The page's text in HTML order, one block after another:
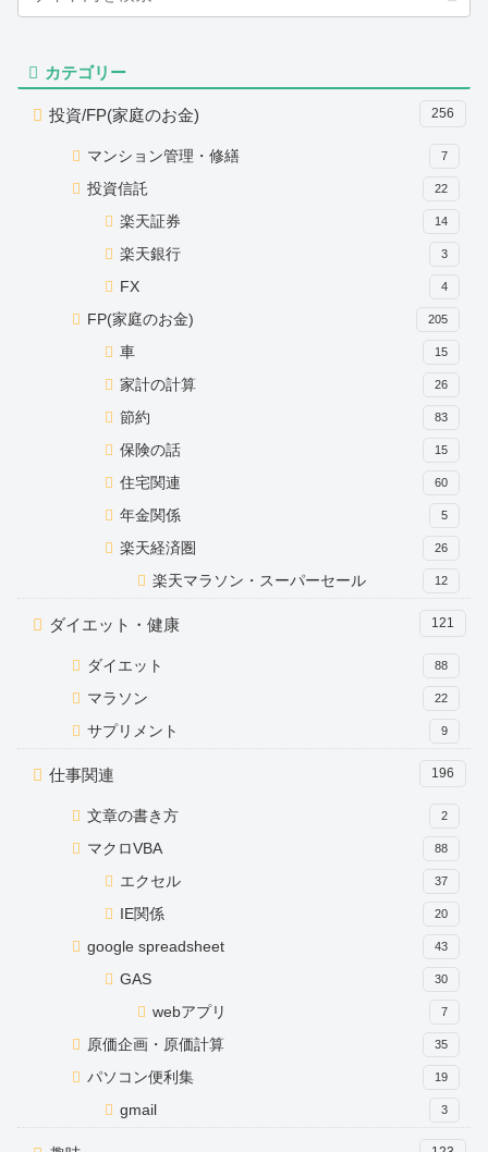
カテゴリー
投資/FP(家庭のお金) 256
マンション管理・修繕 7
投資信託 22
楽天証券 14
楽天銀行 3
FX 4
FP(家庭のお金) 205
車 15
家計の計算 26
節約 83
保険の話 15
住宅関連 60
年金関係 5
楽天経済圏 26
楽天マラソン・スーパーセール 12
ダイエット・健康 121
ダイエット 88
マラソン 22
サプリメント 9
仕事関連 196
文章の書き方 2
マクロVBA 88
エクセル 37
IE関係 20
google spreadsheet 43
GAS 30
webアプリ 7
原価企画・原価計算 35
パソコン便利集 19
gmail 3